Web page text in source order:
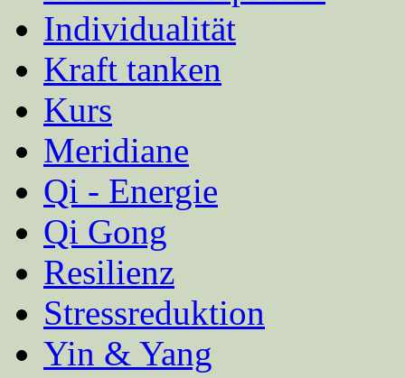
Individualität
Kraft tanken
Kurs
Meridiane
Qi - Energie
Qi Gong
Resilienz
Stressreduktion
Yin & Yang